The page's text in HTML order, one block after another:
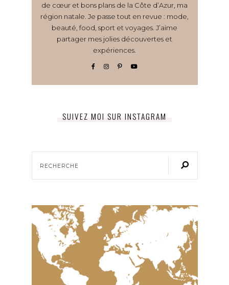
de cœur et bons plans de la Côte d’Azur, ma
région natale. Je passe tout en revue : mode,
beauté, food, sport et voyages. J’aime
partager mes jolies découvertes et
expériences.
SUIVEZ MOI SUR INSTAGRAM